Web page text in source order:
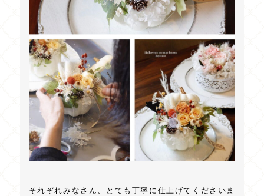
それぞれみなさん、とても丁寧に仕上げてくださいま